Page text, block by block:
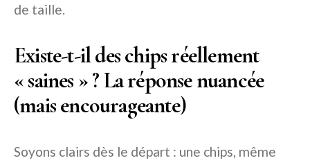
de taille.
Existe-t-il des chips réellement
« saines » ? La réponse nuancée
(mais encourageante)
Soyons clairs dès le départ : une chips, même